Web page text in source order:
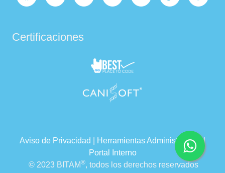
Certificaciones
Aviso de Privacidad Herramientas Administrativas
|
Portal Interno
© 2023 BITAM®, todos los derechos reservados